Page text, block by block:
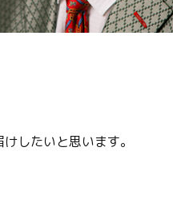
したいと思います。